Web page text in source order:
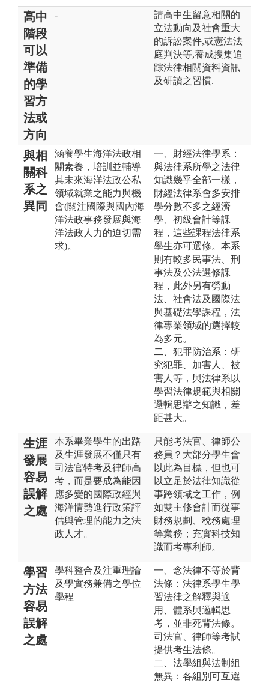
高中
階段
可以
準備
的學
習方
法或
方向
-
請高中生留意相關的
立法動向及社會重大
的訴訟案件,或憲法法
庭判決等,養成搜集追
踪法律相關資料資訊
及研讀之習慣.
與相
關科
系之
異同
涵養學生海洋法政相
關素養，培訓並輔導
其未來海洋法政公私
領域就業之能力與機
會(關注國際與國內海
洋法政事務發展與海
洋法政人力的迫切需
求)。
一、財經法律學系：
與法律系所學之法律
知識幾乎全部一樣，
財經法律系會多安排
學分數不多之經濟
學、初級會計等課
程，這些課程法律系
學生亦可選修。本系
則有較多民事法、刑
事法及公法選修課
程，此外另有勞動
法、社會法及國際法
與基礎法學課程，法
律專業領域的選擇較
為多元。
二、犯罪防治系：研
究犯罪、加害人、被
害人等，與法律系以
學習法律規範與相關
邏輯思辯之知識，差
距甚大。
生涯
發展
容易
誤解
之處
本系畢業學生的出路
及生涯發展不僅只有
司法官特考及律師高
考，而是要成為能因
應多變的國際政經與
海洋情勢進行政策評
估與管理的能力之法
政人才。
只能考法官、律師公
務員？大部分學生會
以此為目標，但也可
以立足於法律知識從
事跨領域之工作，例
如雙主修會計而從事
財務規劃、稅務處理
等業務；充實科技知
識而考專利師。
學習
方法
容易
誤解
之處
學科整合及注重理論
及學實務兼備之學位
學程
一、念法律不等於背
法條：法律系學生學
習法律之解釋與適
用、體系與邏輯思
考，並非死背法條。
司法官、律師等考試
提供考生法條。
二、法學組與法制組
無異：各組別可互選